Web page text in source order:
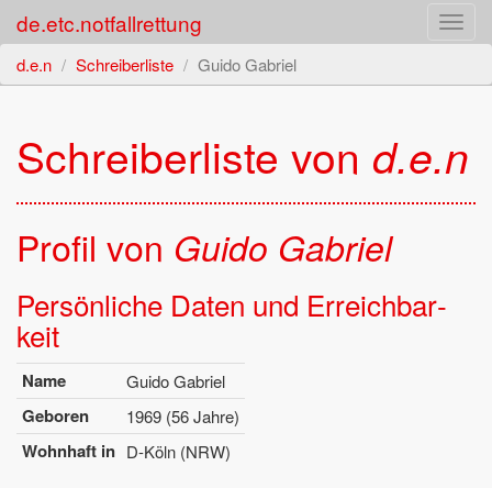
de.etc.notfallrettung
d.e.n Schreiberliste Guido Gabriel
Schrei­ber­lis­te von d.e.n
Pro­fil von Guido Ga­bri­el
Per­sön­li­che Daten und Er­reich­bar­
keit
Name Guido Ga­bri­el
Ge­bo­ren 1969 (56 Jahre)
Wohn­haft in D-Köln (NRW)